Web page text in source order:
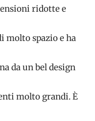
ridotte e
molto spazio e ha
da un bel design
molto grandi. È